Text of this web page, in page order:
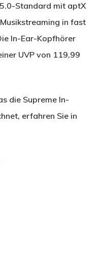
Standard mit aptX
in fast
In-Ear-Kopfhörer
UVP von 119,99
die Supreme In-
erfahren Sie in